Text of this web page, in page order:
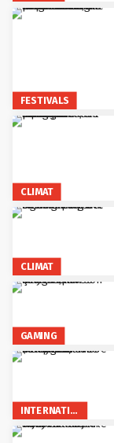
FESTIVALS
CLIMAT
CLIMAT
GAMING
INTERNATIONAL